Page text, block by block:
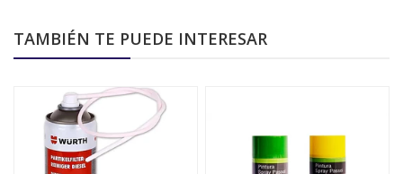
TAMBIÉN TE PUEDE INTERESAR